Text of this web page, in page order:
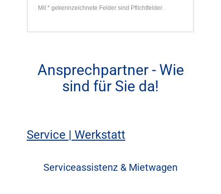
Mit * gekennzeichnete Felder sind Pflichtfelder.
Ansprechpartner - Wie
sind für Sie da!
Service | Werkstatt
Serviceassistenz & Mietwagen